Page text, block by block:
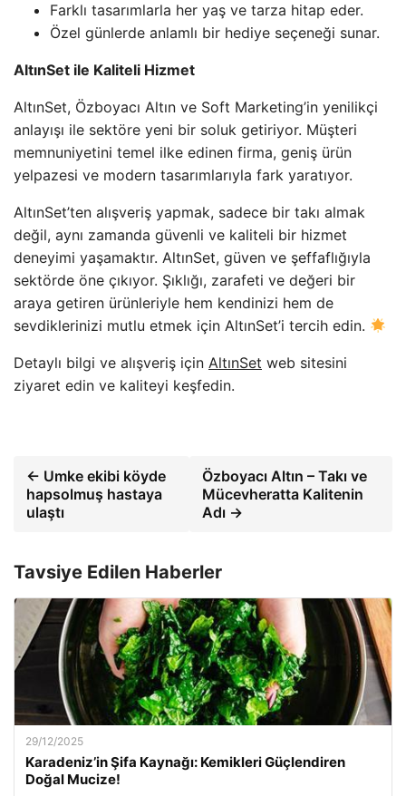
Farklı tasarımlarla her yaş ve tarza hitap eder.
Özel günlerde anlamlı bir hediye seçeneği sunar.
AltınSet ile Kaliteli Hizmet
AltınSet, Özboyacı Altın ve Soft Marketing’in yenilikçi
anlayışı ile sektöre yeni bir soluk getiriyor. Müşteri
memnuniyetini temel ilke edinen firma, geniş ürün
yelpazesi ve modern tasarımlarıyla fark yaratıyor.
AltınSet’ten alışveriş yapmak, sadece bir takı almak
değil, aynı zamanda güvenli ve kaliteli bir hizmet
deneyimi yaşamaktır. AltınSet, güven ve şeffaflığıyla
sektörde öne çıkıyor. Şıklığı, zarafeti ve değeri bir
araya getiren ürünleriyle hem kendinizi hem de
sevdiklerinizi mutlu etmek için AltınSet’i tercih edin.
Detaylı bilgi ve alışveriş için AltınSet web sitesini
ziyaret edin ve kaliteyi keşfedin.
← Umke ekibi köyde
hapsolmuş hastaya
ulaştı
Özboyacı Altın – Takı ve
Mücevheratta Kalitenin
Adı →
Tavsiye Edilen Haberler
29/12/2025
Karadeniz’in Şifa Kaynağı: Kemikleri Güçlendiren
Doğal Mucize!